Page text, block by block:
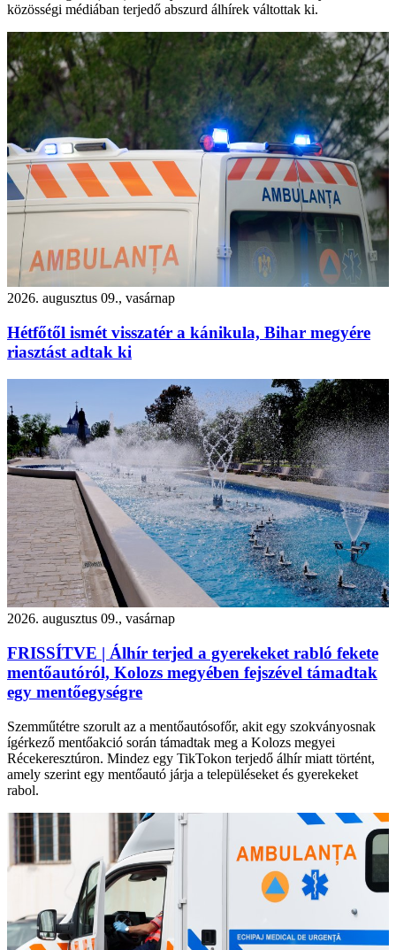
közösségi médiában terjedő abszurd álhírek váltottak ki.
2026. augusztus 09., vasárnap
Hétfőtől ismét visszatér a kánikula, Bihar megyére
riasztást adtak ki
2026. augusztus 09., vasárnap
FRISSÍTVE | Álhír terjed a gyerekeket rabló fekete
mentőautóról, Kolozs megyében fejszével támadtak
egy mentőegységre
Szemműtétre szorult az a mentőautósofőr, akit egy szokványosnak
ígérkező mentőakció során támadtak meg a Kolozs megyei
Récekeresztúron. Mindez egy TikTokon terjedő álhír miatt történt,
amely szerint egy mentőautó járja a településeket és gyerekeket
rabol.